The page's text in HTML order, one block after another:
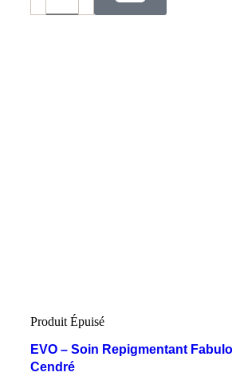
Produit Épuisé
EVO – Soin Repigmentant
Cendré